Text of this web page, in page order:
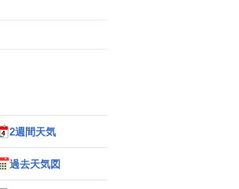
2週間天気
過去天気図